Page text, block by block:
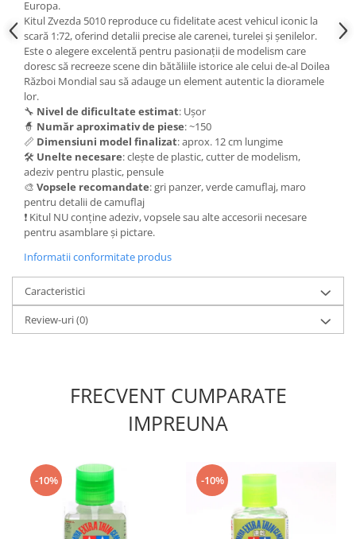
Vallejo Auxiliaries
Vallejo Acrylic Textures
Vopsea la sticluta
Vallejo Liquid Gold
Vallejo Surface Primer
Vallejo Weathering Effects
Vallejo Model Wash
Vallejo Metal Color
AK Interactive
Vopsea Chrome
Creioane Weathering
Auxiliare
Real Colors Markers
Auxiliare & Diluanti
Primer (grund)
Playmarkers
Accesorii diorama
Sol Diorama
Materiale pentru sol
Apa Diorama
The Army Painter
Europa.
Kitul Zvezda 5010 reproduce cu fidelitate acest vehicul iconic la
scară 1:72, oferind detalii precise ale carenei, turelei și șenilelor.
Este o alegere excelentă pentru pasionații de modelism care
doresc să recreeze scene din bătăliile istorice ale celui de-al Doilea
Război Mondial sau să adauge un element autentic la dioramele
lor.
🔧 Nivel de dificultate estimat: Ușor
🧙 Număr aproximativ de piese: ~150
📏 Dimensiuni model finalizat: aprox. 12 cm lungime
🛠️ Unelte necesare: clește de plastic, cutter de modelism,
adeziv pentru plastic, pensule
🎨 Vopsele recomandate: gri panzer, verde camuflaj, maro
pentru detalii de camuflaj
❗ Kitul NU conține adeziv, vopsele sau alte accesorii necesare
pentru asamblare și pictare.
Informatii conformitate produs
Caracteristici
Review-uri(0)
FRECVENT CUMPARATE
IMPREUNA
-10% -10%